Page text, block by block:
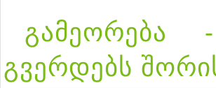
გამეორება
გვერდებს